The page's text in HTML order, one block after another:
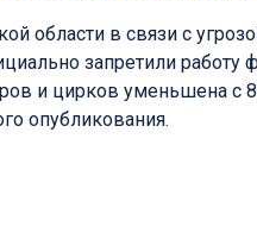
области в связи с
запретили
и цирков уменьшена с
опубликования.